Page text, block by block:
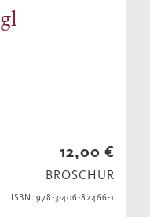
12,00 €
BROSCHUR
ISBN: 978-3-406-82466-1